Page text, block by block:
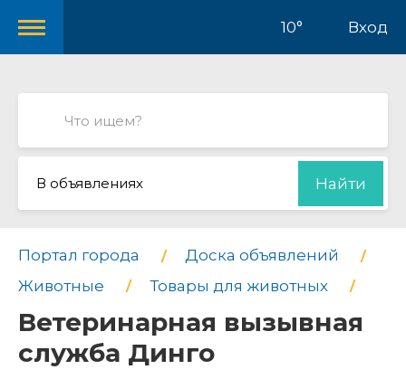
10° Вход
В объявлениях Найти
Портал города
Доска объявлений
Животные
Товары для животных
Ветеринарная вызывная
служба Динго